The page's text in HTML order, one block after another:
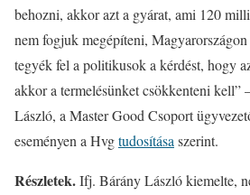
behozni, akkor azt a gyárat, ami 120
nem fogjuk megépíteni,
tegyék fel a politikusok a kérdést, hogy
akkor a termelésünket csökkenteni kell”
László, a Master Good Csoport
eseményen a Hvgtudosítása szerint.
Részletek.Ifj. Bárány László kiemelte,